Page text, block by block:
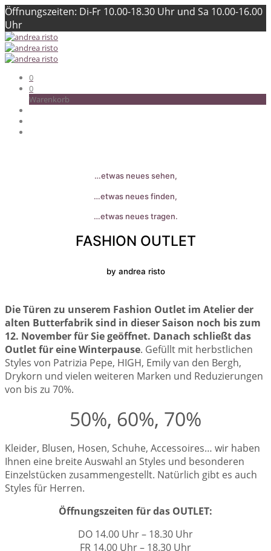
Öffnungszeiten: Di-Fr 10.00-18.30 Uhr und Sa 10.00-16.00
Uhr
0
0
Warenkorb
…etwas neues sehen,
…etwas neues finden,
…etwas neues tragen.
FASHION OUTLET
by andrea risto
Die Türen zu unserem Fashion Outlet im Atelier der
alten Butterfabrik sind in dieser Saison noch bis zum
12. November für Sie geöffnet. Danach schließt das
Outlet für eine Winterpause. Gefüllt mit herbstlichen
Styles von Patrizia Pepe, HIGH, Emily van den Bergh,
Drykorn und vielen weiteren Marken und Reduzierungen
von bis zu 70%.
50%, 60%, 70%
Kleider, Blusen, Hosen, Schuhe, Accessoires… wir haben
Ihnen eine breite Auswahl an Styles und besonderen
Einzelstücken zusammengestellt. Natürlich gibt es auch
Styles für Herren.
Öffnungszeiten für das OUTLET:
DO 14.00 Uhr – 18.30 Uhr
FR 14.00 Uhr – 18.30 Uhr